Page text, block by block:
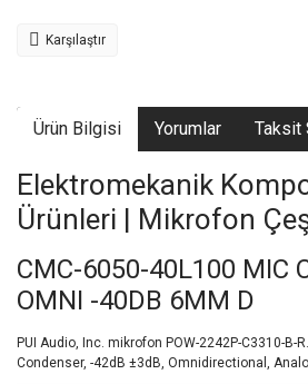
Karşılaştır
Ürün Bilgisi Yorumlar Taksit
Elektromekanik
Ürünleri | Mikrofon
CMC-6050-40L100 MIC
OMNI -40DB 6MM D
PUI Audio, Inc. mikrofon POW-2242P-C3310-B-
Condenser, -42dB ±3dB, Omnidirectional,